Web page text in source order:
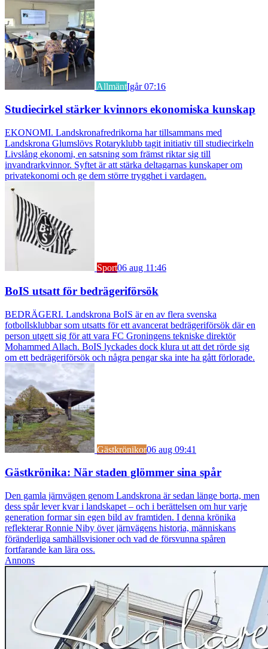
AllmäntIgår 07:16
Studiecirkel stärker kvinnors ekonomiska kunskap
EKONOMI. Landskronafredrikorna har tillsammans med
Landskrona Glumslövs Rotaryklubb tagit initiativ till studiecirkeln
Livslång ekonomi, en satsning som främst riktar sig till
invandrarkvinnor. Syftet är att stärka deltagarnas kunskaper om
privatekonomi och ge dem större trygghet i vardagen.
Sport06 aug 11:46
BoIS utsatt för bedrägeriförsök
BEDRÄGERI. Landskrona BoIS är en av flera svenska
fotbollsklubbar som utsatts för ett avancerat bedrägeriförsök där en
person utgett sig för att vara FC Groningens tekniske direktör
Mohammed Allach. BoIS lyckades dock klura ut att det rörde sig
om ett bedrägeriförsök och några pengar ska inte ha gått förlorade.
Gästkrönikor06 aug 09:41
Gästkrönika: När staden glömmer sina spår
Den gamla järnvägen genom Landskrona är sedan länge borta, men
dess spår lever kvar i landskapet – och i berättelsen om hur varje
generation formar sin egen bild av framtiden. I denna krönika
reflekterar Ronnie Niby över järnvägens historia, människans
föränderliga samhällsvisioner och vad de försvunna spåren
fortfarande kan lära oss.
Annons